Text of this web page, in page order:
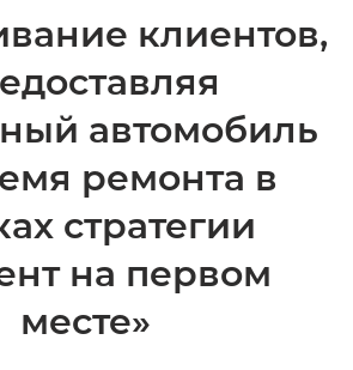
клиентов,
автомобиль
ремонта в
стратегии
на первом
месте»